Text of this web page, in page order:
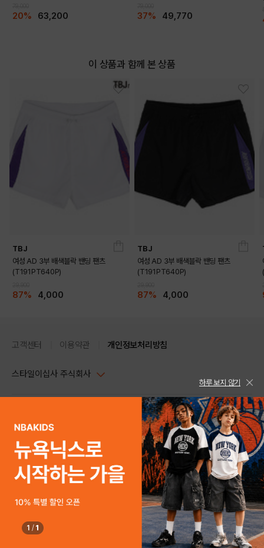
20% 63,200 37% 49,770
이 상품과 함께 본 상품
TBJ
여성 AD 3부 배색블락 밴딩 팬츠
(T191PT640P)
87% 4,000
TBJ
여성 AD 3부 배색블락 밴딩 팬츠
(T191PT640P)
87% 4,000
구매하기
고객센터 이용약관 개인정보처리방침
스타일이십사 주식회사
주소 : 서울시 강남구 논현로 633, 6층 (논현동, 한세엠케이빌딩)
사업자등록번호 : 116-81-32499
통신판매업신고번호 : 제 2024-서울강남-04239
호스팅 서비스 : 스타일이십사㈜
고객센터 1544-5336(평일 09:00~ 18:00 토/일/공휴일 휴무)
스타일24 고객센터 1544-5336
평일 09:00~ 18:00 (토/일/공휴일 휴무)
help Email : help@style24.com
COPYRIGHTⓒ2021 STYLE24 ALL RIGHTS RESERVED.
하루 보지 않기
1 / 1